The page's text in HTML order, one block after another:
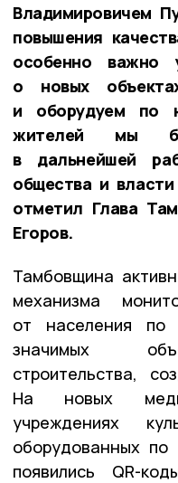
Владимировичем
повышения
особенно важно
о новых
и оборудуем по
жителей мы
в дальнейшей
общества и
отметил Глава
Егоров.
Тамбовщина
механизма
от населения по
значимых
строительства,
На новых
учреждениях
оборудованных по
появились QR-